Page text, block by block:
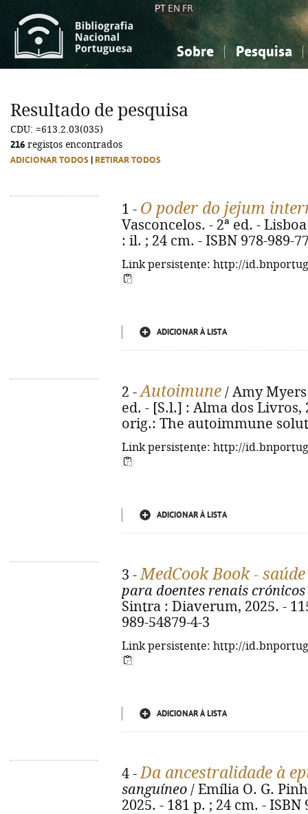
PT EN FR
Sobre Pesquisa
Ciências sociais...
Ciências sociais...
Resultado de pesquisa
CDU: =613.2.03(035)
216 registos encontrados
ADICIONAR TODOS RETIRAR TODOS
1 - O poder do jejum
Vasconcelos. - 2ª ed. -
: il. ; 24 cm. - ISBN 978-989-
Link persistente: http://
ADICIONAR À LISTA
2 -Autoimune / Amy
ed. - [S.l.] : Alma dos Livros,
orig.: The autoimmune
Link persistente: http://
ADICIONAR À LISTA
3 -MedCook Book -
para doentes renais crónicos
Sintra : Diaverum, 2025. -
989-54879-4-3
Link persistente: http://
ADICIONAR À LISTA
4 -Da ancestralidade à
sanguíneo / Emília O. G.
2025. - 181 p. ; 24 cm. - ISBN